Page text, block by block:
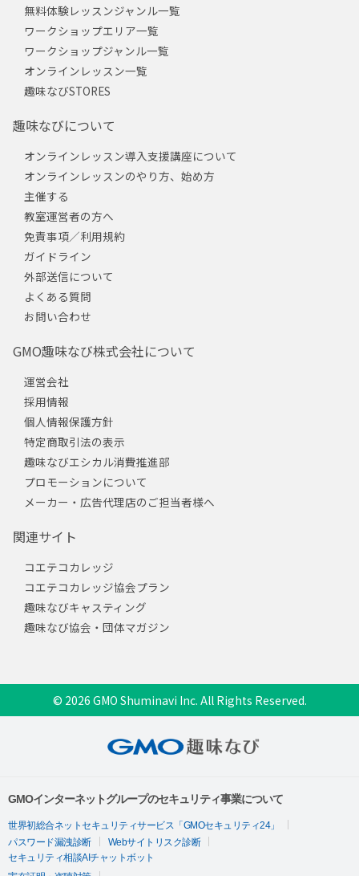
無料体験レッスンジャンル一覧
ワークショップエリア一覧
ワークショップジャンル一覧
オンラインレッスン一覧
趣味なびSTORES
趣味なびについて
オンラインレッスン導入支援講座について
オンラインレッスンのやり方、始め方
主催する
教室運営者の方へ
免責事項／利用規約
ガイドライン
外部送信について
よくある質問
お問い合わせ
GMO趣味なび株式会社について
運営会社
採用情報
個人情報保護方針
特定商取引法の表示
趣味なびエシカル消費推進部
プロモーションについて
メーカー・広告代理店のご担当者様へ
関連サイト
コエテコカレッジ
コエテコカレッジ協会プラン
趣味なびキャスティング
趣味なび協会・団体マガジン
© 2026 GMO Shuminavi Inc. All Rights Reserved.